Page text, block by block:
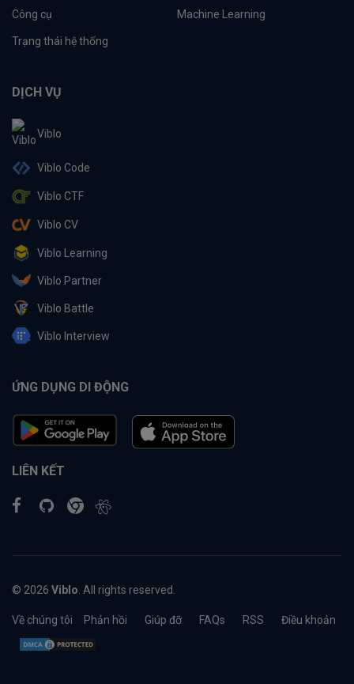
Công cụ Machine Learning
Trạng thái hệ thống
DỊCH VỤ
Viblo
Viblo Code
Viblo CTF
Viblo CV
Viblo Learning
Viblo Partner
Viblo Battle
Viblo Interview
ỨNG DỤNG DI ĐỘNG
LIÊN KẾT
© 2026 Viblo . All rights reserved.
Về chúng tôi Phản hồi Giúp đỡ FAQs RSS Điều khoản